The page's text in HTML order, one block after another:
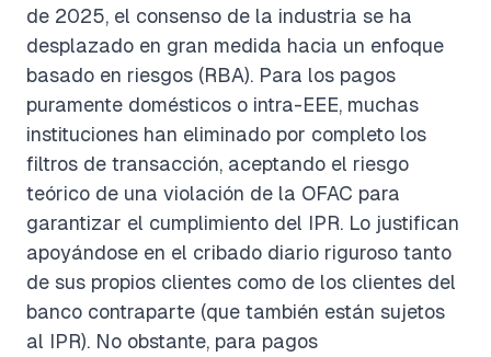
de 2025, el consenso de la industria se ha
desplazado en gran medida hacia un enfoque
basado en riesgos (RBA). Para los pagos
puramente domésticos o intra-EEE, muchas
instituciones han eliminado por completo los
filtros de transacción, aceptando el riesgo
teórico de una violación de la OFAC para
garantizar el cumplimiento del IPR. Lo justifican
apoyándose en el cribado diario riguroso tanto
de sus propios clientes como de los clientes del
banco contraparte (que también están sujetos
al IPR). No obstante, para pagos